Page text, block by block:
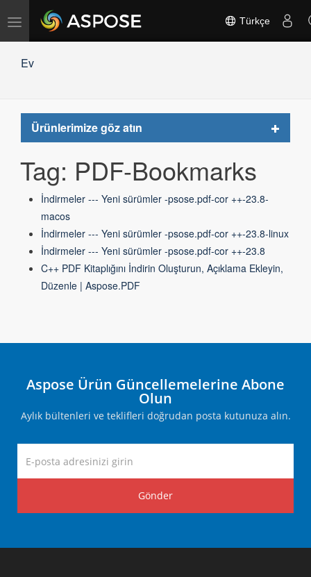
Gezinmeyi
Türkçe
Ev
Ürünlerimize göz atın
Toggle
Tag: PDF-Bookmarks
İndirmeler --- Yeni sürümler -psose.pdf-cor ++-23.8-
macos
İndirmeler --- Yeni sürümler -psose.pdf-cor ++-23.8-linux
İndirmeler --- Yeni sürümler -psose.pdf-cor ++-23.8
C++ PDF Kitaplığını İndirin Oluşturun, Açıklama Ekleyin,
Düzenle | Aspose.PDF
Aspose Ürün Güncellemelerine Abone
Olun
Aylık bültenleri ve teklifleri doğrudan posta kutunuza alın.
Gönder